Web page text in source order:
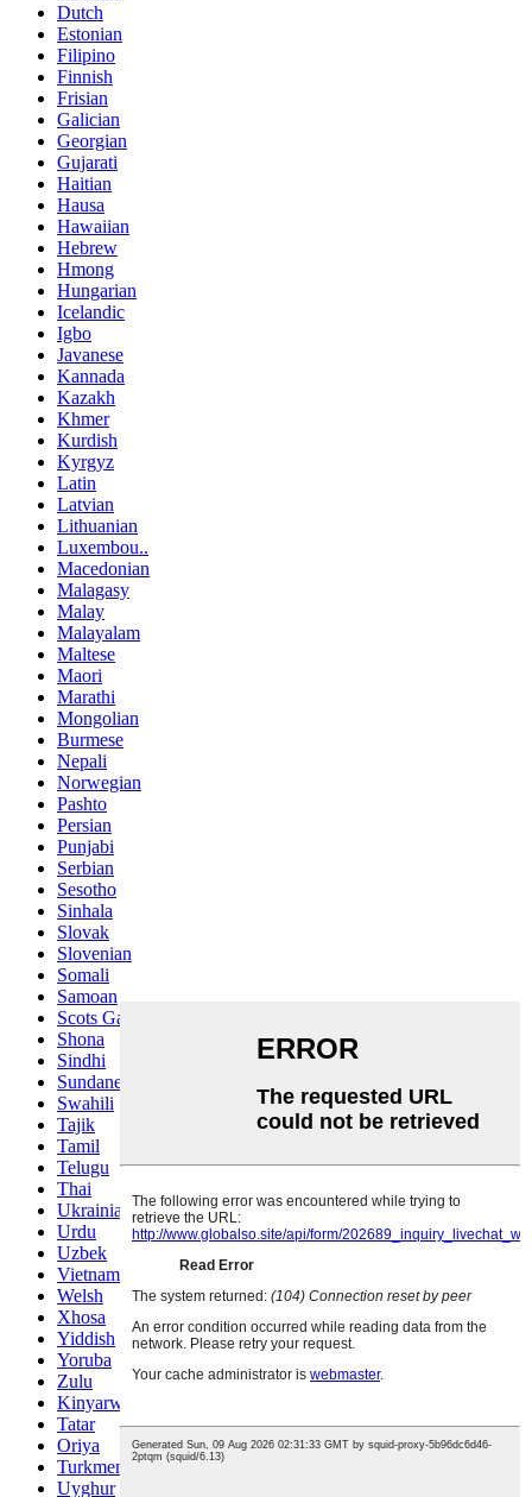
Dutch
Estonian
Filipino
Finnish
Frisian
Galician
Georgian
Gujarati
Haitian
Hausa
Hawaiian
Hebrew
Hmong
Hungarian
Icelandic
Igbo
Javanese
Kannada
Kazakh
Khmer
Kurdish
Kyrgyz
Latin
Latvian
Lithuanian
Luxembou..
Macedonian
Malagasy
Malay
Malayalam
Maltese
Maori
Marathi
Mongolian
Burmese
Nepali
Norwegian
Pashto
Persian
Punjabi
Serbian
Sesotho
Sinhala
Slovak
Slovenian
Somali
Samoan
Scots Gaelic
Shona
Sindhi
Sundanese
Swahili
Tajik
Tamil
Telugu
Thai
Ukrainian
Urdu
Uzbek
Vietnamese
Welsh
Xhosa
Yiddish
Yoruba
Zulu
Kinyarwanda
Tatar
Oriya
Turkmen
Uyghur